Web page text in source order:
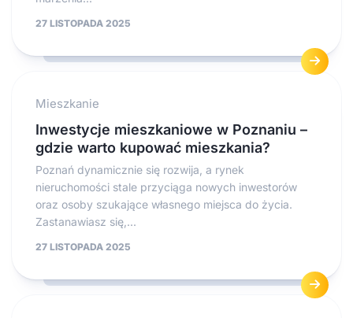
27 LISTOPADA 2025
Mieszkanie
Inwestycje mieszkaniowe w Poznaniu –
gdzie warto kupować mieszkania?
Poznań dynamicznie się rozwija, a rynek
nieruchomości stale przyciąga nowych inwestorów
oraz osoby szukające własnego miejsca do życia.
Zastanawiasz się,...
27 LISTOPADA 2025